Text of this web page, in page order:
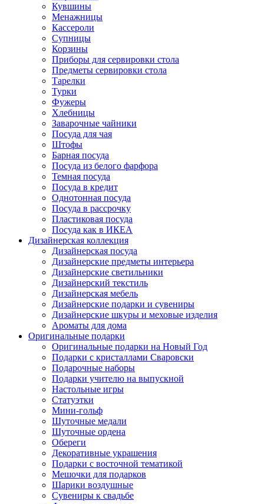
Кувшины
Менажницы
Кассероли
Супницы
Корзины
Приборы для сервировки стола
Предметы сервировки стола
Тарелки
Турки
Фужеры
Хлебницы
Заварочные чайники
Посуда для чая
Штофы
Барная посуда
Посуда из белого фарфора
Темная посуда
Посуда в кредит
Однотонная посуда
Посуда в рассрочку
Пластиковая посуда
Посуда как в ИКЕА
Дизайнерская коллекция
Дизайнерская посуда
Дизайнерские предметы интерьера
Дизайнерские светильники
Дизайнерский текстиль
Дизайнерская мебель
Дизайнерские подарки и сувениры
Дизайнерские шкуры и меховые изделия
Ароматы для дома
Оригинальные подарки
Оригинальные подарки на Новый Год
Подарки с кристаллами Сваровски
Подарочные наборы
Подарки учителю на выпускной
Настольные игры
Статуэтки
Мини-гольф
Шуточные медали
Шуточные ордена
Обереги
Декоративные украшения
Подарки с восточной тематикой
Мешочки для подарков
Шарики воздушные
Сувениры к свадьбе